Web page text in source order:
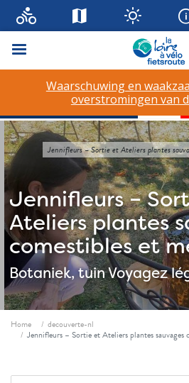
Menu
Waarschuwing en
overstromingen van
Jennifleurs –
Ateliers plantes
comestibles et
Botaniek, tuinVoyagez
Jennifleurs – Sortie et Ateliers plantes
Fil d'ariane
Home
decouverte-nl
Jennifleurs – Sortie et Ateliers plantes sauvages